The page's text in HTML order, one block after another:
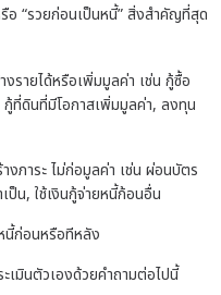
อ “รวยก่อนเป็นหนี้” สิ่งสำคัญที่สุด
รายได้หรือเพิ่มมูลค่า เช่น กู้ซื้อ
กู้ที่ดินที่มีโอกาสเพิ่มมูลค่า, ลงทุน
งภาระ ไม่ก่อมูลค่า เช่น ผ่อนบัตร
ป็น, ใช้เงินกู้จ่ายหนี้ก้อนอื่น
นี้ก่อนหรือทีหลัง
เมินตัวเองด้วยคำถามต่อไปนี้